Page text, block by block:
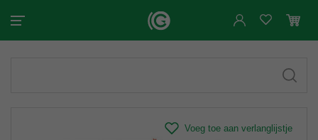
Voeg toe aan verlanglijstje